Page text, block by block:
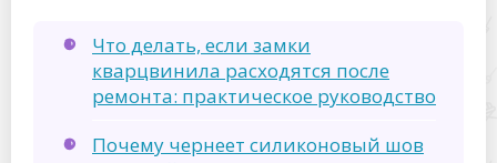
Что делать, если замки
кварцвинила расходятся после
ремонта: практическое руководство
Почему чернеет силиконовый шов